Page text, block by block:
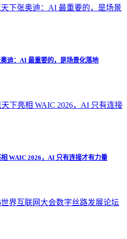
迪：AI 最重要的，是场景化落地
WAIC 2026，AI 只有连接才有力量